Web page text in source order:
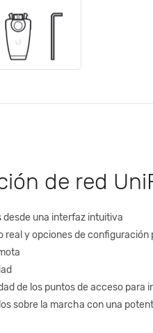
de red
una interfaz intuitiva
real y opciones de configuración
de los puntos de acceso para
sobre la marcha con una